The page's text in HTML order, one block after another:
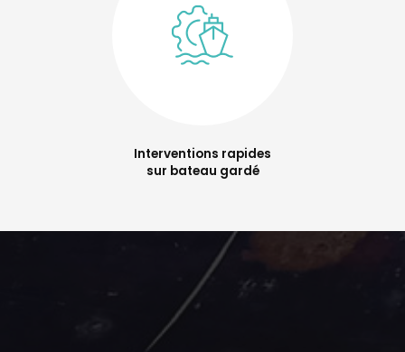
Interventions rapides
sur bateau gardé